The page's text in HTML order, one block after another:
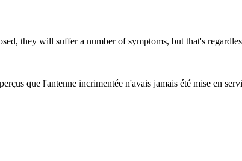
they will suffer a number of symptoms, but that's
que l'antenne incrimentée n'avais jamais été mise en